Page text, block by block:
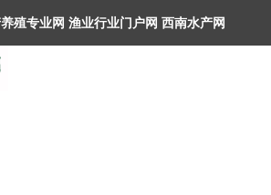
殖专业网 渔业行业门户网 ​西南水产网
花网，欢迎光临！